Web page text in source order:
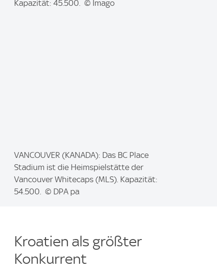
Kapazität: 45.500. © Imago
m
VANCOUVER (KANADA): Das BC Place
Stadium ist die Heimspielstätte der
Vancouver Whitecaps (MLS). Kapazität:
54.500. © DPA pa
Kroatien als größter
Konkurrent